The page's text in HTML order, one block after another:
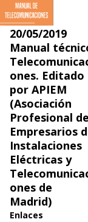
20/05/2019
Manual
ones. Editado
por APIEM
(Asociación
Profesional de
Empresarios
Instalaciones
Eléctricas y
ones de
Madrid)
Enlaces